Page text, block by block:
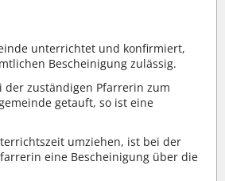
unterrichtet und konfirmiert,
Bescheinigung zulässig.
zuständigen Pfarrerin zum
getauft, so ist eine
umziehen, ist bei der
eine Bescheinigung über die